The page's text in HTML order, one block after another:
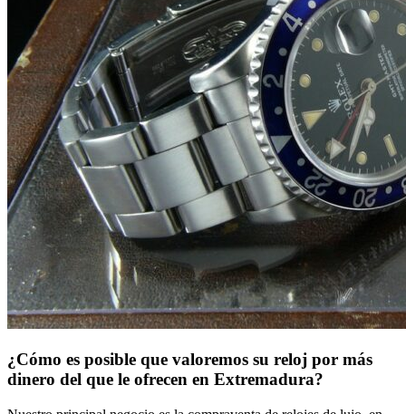
¿Cómo es posible que valoremos su reloj por más
dinero del que le ofrecen en Extremadura?